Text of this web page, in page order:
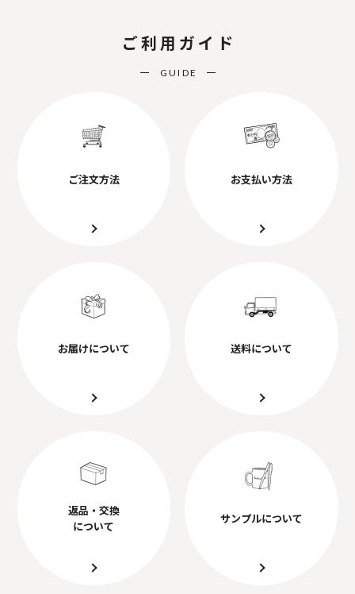
ご利用ガイド
GUIDE
ご注文方法 お支払い方法
お届けについて 送料について
返品・交換
について
サンプルについて